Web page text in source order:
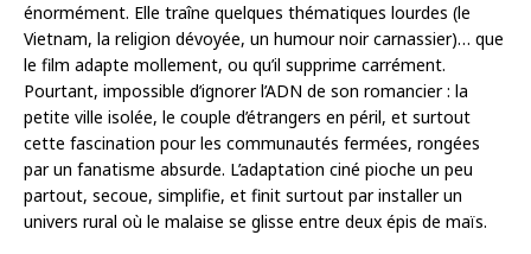
énormément. Elle traîne quelques thématiques lourdes (le
Vietnam, la religion dévoyée, un humour noir carnassier)… que
le film adapte mollement, ou qu’il supprime carrément.
Pourtant, impossible d’ignorer l’ADN de son romancier : la
petite ville isolée, le couple d’étrangers en péril, et surtout
cette fascination pour les communautés fermées, rongées
par un fanatisme absurde. L’adaptation ciné pioche un peu
partout, secoue, simplifie, et finit surtout par installer un
univers rural où le malaise se glisse entre deux épis de maïs.